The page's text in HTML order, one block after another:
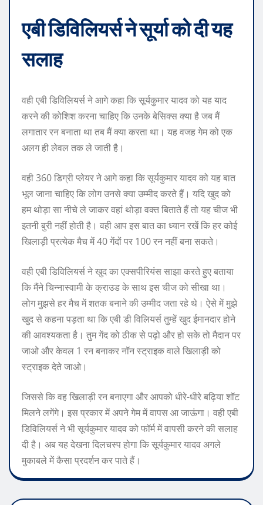
एबी डिविलियर्स ने सूर्या को दी यह
सलाह
वही एबी डिविलियर्स ने आगे कहा कि सूर्यकुमार यादव को यह याद
करने की कोशिश करना चाहिए कि उनके बेसिक्स क्या है जब मैं
लगातार रन बनाता था तब मैं क्या करता था। यह वजह गेम को एक
अलग ही लेवल तक ले जाती है।
वही 360 डिग्री प्लेयर ने आगे कहा कि सूर्यकुमार यादव को यह बात
भूल जाना चाहिए कि लोग उनसे क्या उम्मीद करते हैं। यदि खुद को
हम थोड़ा सा नीचे ले जाकर वहां थोड़ा वक्त बिताते हैं तो यह चीज भी
इतनी बुरी नहीं होती है। वही आप इस बात का ध्यान रखें कि हर कोई
खिलाड़ी प्रत्येक मैच में 40 गेंदों पर 100 रन नहीं बना सकते।
वही एबी डिविलियर्स ने खुद का एक्सपीरियंस साझा करते हुए बताया
कि मैंने चिन्नास्वामी के क्राउड के साथ इस चीज को सीखा था।
लोग मुझसे हर मैच में शतक बनाने की उम्मीद जता रहे थे। ऐसे में मुझे
खुद से कहना पड़ता था कि एबी डी विलियर्स तुम्हें खुद ईमानदार होने
की आवश्यकता है। तुम गेंद को ठीक से पढ़ो और हो सके तो मैदान पर
जाओ और केवल 1 रन बनाकर नॉन स्ट्राइक वाले खिलाड़ी को
स्ट्राइक देते जाओ।
जिससे कि वह खिलाड़ी रन बनाएगा और आपको धीरे-धीरे बढ़िया शॉट
मिलने लगेंगे। इस प्रकार में अपने गेम में वापस आ जाऊंगा। वही एबी
डिविलियर्स ने भी सूर्यकुमार यादव को फॉर्म में वापसी करने की सलाह
दी है। अब यह देखना दिलचस्प होगा कि सूर्यकुमार यादव अगले
मुकाबले में कैसा प्रदर्शन कर पाते हैं।